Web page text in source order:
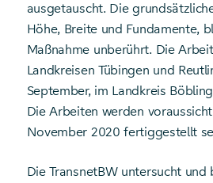
ausgetauscht. Die
Höhe, Breite und Fundamente,
Maßnahme unberührt. Die
Landkreisen Tübingen und
September, im Landkreis
Die Arbeiten werden
November 2020 fertiggestellt
Die TransnetBW untersucht und